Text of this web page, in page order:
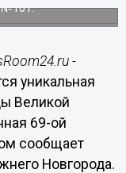
№101.
-
уникальная
Великой
69-ой
сообщает
Новгорода.